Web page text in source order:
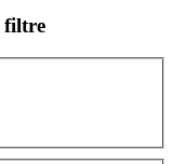
filtre